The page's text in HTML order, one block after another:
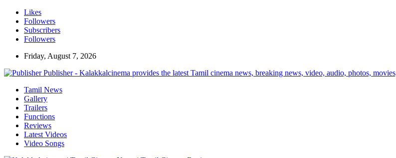
Likes
Followers
Subscribers
Followers
Friday, August 7, 2026
Publisher - Kalakkalcinema provides the latest Tamil cinema news, breaking news, video, audio, photos,
Tamil News
Gallery
Trailers
Functions
Reviews
Latest Videos
Video Songs